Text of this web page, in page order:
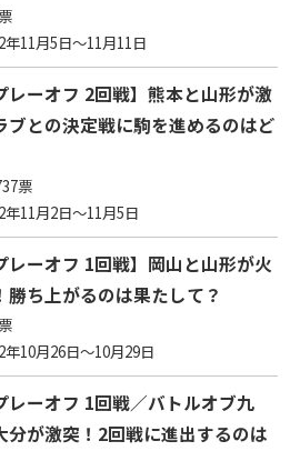
11月5日～11月11日
レーオフ 2回戦】熊本と山形が激
ブとの決定戦に駒を進めるのはど
票
11月2日～11月5日
レーオフ 1回戦】岡山と山形が火
勝ち上がるのは果たして？
10月26日～10月29日
レーオフ 1回戦／バトルオブ九
分が激突！2回戦に進出するのは